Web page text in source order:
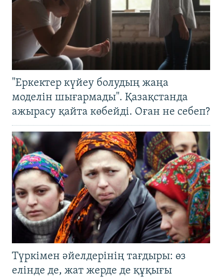
"Еркектер күйеу болудың жаңа
моделін шығармады". Қазақстанда
ажырасу қайта көбейді. Оған не себеп?
Түркімен әйелдерінің тағдыры: өз
елінде де, жат жерде де құқығы